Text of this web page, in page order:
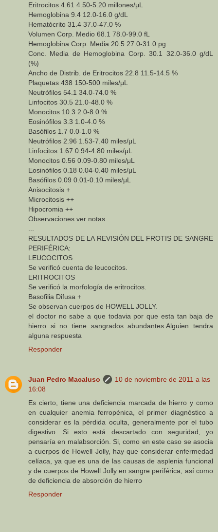
Eritrocitos 4.61 4.50-5.20 millones/μL
Hemoglobina 9.4 12.0-16.0 g/dL
Hematócrito 31.4 37.0-47.0 %
Volumen Corp. Medio 68.1 78.0-99.0 fL
Hemoglobina Corp. Media 20.5 27.0-31.0 pg
Conc. Media de Hemoglobina Corp. 30.1 32.0-36.0 g/dL
(%)
Ancho de Distrib. de Eritrocitos 22.8 11.5-14.5 %
Plaquetas 438 150-500 miles/μL
Neutrófilos 54.1 34.0-74.0 %
Linfocitos 30.5 21.0-48.0 %
Monocitos 10.3 2.0-8.0 %
Eosinófilos 3.3 1.0-4.0 %
Basófilos 1.7 0.0-1.0 %
Neutrófilos 2.96 1.53-7.40 miles/μL
Linfocitos 1.67 0.94-4.80 miles/μL
Monocitos 0.56 0.09-0.80 miles/μL
Eosinófilos 0.18 0.04-0.40 miles/μL
Basófilos 0.09 0.01-0.10 miles/μL
Anisocitosis +
Microcitosis ++
Hipocromia ++
Observaciones ver notas
...
RESULTADOS DE LA REVISIÓN DEL FROTIS DE SANGRE
PERIFÉRICA:
LEUCOCITOS
Se verificó cuenta de leucocitos.
ERITROCITOS
Se verificó la morfología de eritrocitos.
Basofilia Difusa +
Se observan cuerpos de HOWELL JOLLY.
el doctor no sabe a que todavia por que esta tan baja de
hierro si no tiene sangrados abundantes.Alguien tendra
alguna respuesta
Responder
Juan Pedro Macaluso
10 de noviembre de 2011 a las
16:08
Es cierto, tiene una deficiencia marcada de hierro y como
en cualquier anemia ferropénica, el primer diagnóstico a
considerar es la pérdida oculta, generalmente por el tubo
digestivo. Si esto está descartado con seguridad, yo
pensaría en malabsorción. Si, como en este caso se asocia
a cuerpos de Howell Jolly, hay que considerar enfermedad
celíaca, ya que es una de las causas de asplenia funcional
y de cuerpos de Howell Jolly en sangre periférica, así como
de deficiencia de absorción de hierro
Responder